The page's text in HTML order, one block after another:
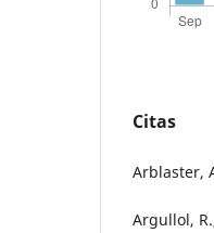
Citas
Arblaster,
Argullol,